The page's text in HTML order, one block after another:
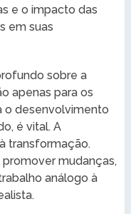
e o impacto das
em suas
sobre a
apenas para os
o desenvolvimento
é vital. A
transformação.
mudanças,
análogo à